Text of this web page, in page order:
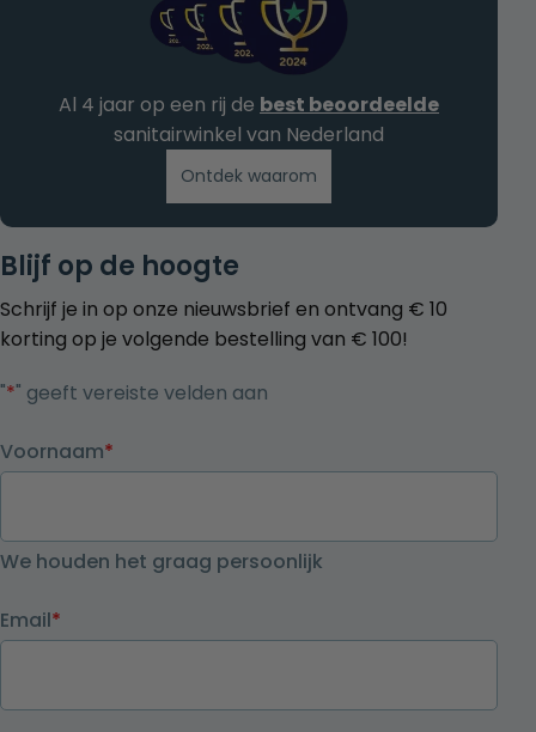
Blijf op de hoogte
Schrijf je in op onze nieuwsbrief en ontvang € 10
korting op je volgende bestelling van € 100!
"*" geeft vereiste velden aan
Voornaam*
We houden het graag persoonlijk
Email*
Al 4 jaar op een rij de best beoordeelde
sanitairwinkel van Nederland
Ontdek waarom